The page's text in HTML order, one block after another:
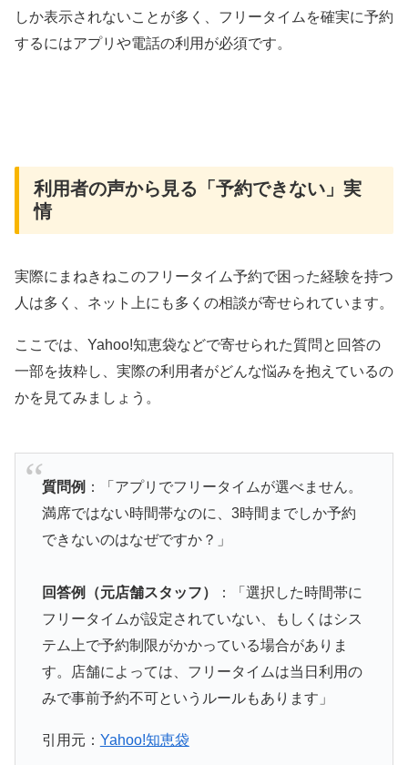
しか表示されないことが多く、フリータイムを確実に予約
するにはアプリや電話の利用が必須です。
利用者の声から見る「予約できない」実
情
実際にまねきねこのフリータイム予約で困った経験を持つ
人は多く、ネット上にも多くの相談が寄せられています。
ここでは、Yahoo!知恵袋などで寄せられた質問と回答の
一部を抜粋し、実際の利用者がどんな悩みを抱えているの
かを見てみましょう。
質問例 ：「アプリでフリータイムが選べません。
満席ではない時間帯なのに、3時間までしか予約
できないのはなぜですか？」
回答例（元店舗スタッフ）
：「選択した時間帯に
フリータイムが設定されていない、もしくはシス
テム上で予約制限がかかっている場合がありま
す。店舗によっては、フリータイムは当日利用の
みで事前予約不可というルールもあります」
引用元： Yahoo!知恵袋